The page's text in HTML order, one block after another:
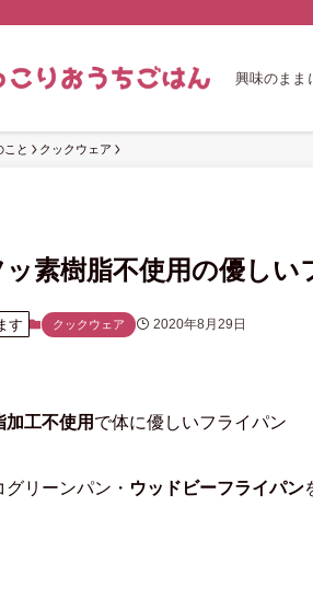
興味のまま
こと クックウェア
ッ素樹脂不使用の優し
す クックウェア 2020年8月29日
加工不使用 で体に優しいフライパン
グリーンパン・ ウッドビーフライパン